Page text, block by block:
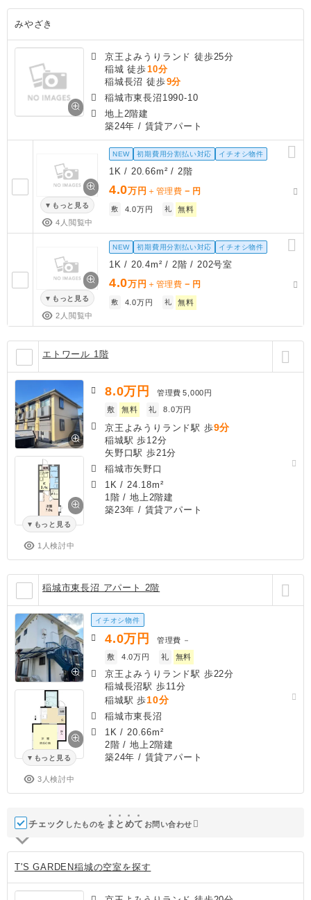
みやざき
京王よみうりランド 徒歩25分
稲城 徒歩10分
稲城長沼 徒歩9分
稲城市東長沼1990-10
地上2階建
築24年 / 賃貸アパート
もっと見る
4人閲覧中
NEW 初期費用分割払い対応 イチオシ物件
1K / 20.66m² / 2階
4.0万円 ＋管理費 － 円
敷 4.0万円 礼 無料
もっと見る
2人閲覧中
NEW 初期費用分割払い対応 イチオシ物件
1K / 20.4m² / 2階 / 202号室
4.0万円 ＋管理費 － 円
敷 4.0万円 礼 無料
エトワール 1階
もっと見る
1人検討中
8.0万円 管理費 5,000円
敷
無料 礼 8.0万円
京王よみうりランド駅 歩9分
稲城駅 歩12分
矢野口駅 歩21分
稲城市矢野口
1K / 24.18m²
1階 / 地上2階建
築23年 / 賃貸アパート
稲城市東長沼 アパート 2階
もっと見る
3人検討中
イチオシ物件
4.0万円 管理費 －
敷
4.0万円 礼 無料
京王よみうりランド駅 歩22分
稲城長沼駅 歩11分
稲城駅 歩10分
稲城市東長沼
1K / 20.66m²
2階 / 地上2階建
築24年 / 賃貸アパート
チェック したものを ま と めて お問い合わせ
T'S GARDEN稲城の空室を探す